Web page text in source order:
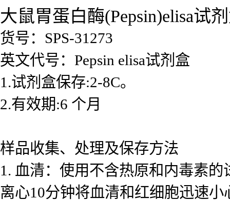
大鼠胃蛋白酶(Pepsin)elisa试
货号：SPS-31273
英文代号：Pepsin elisa试剂盒
1.试剂盒保存:2-8C。
2.有效期:6 个月
样品收集、处理及保存方法
1. 血清：使用不含热原和内毒素
离心10分钟将血清和红细胞迅速小